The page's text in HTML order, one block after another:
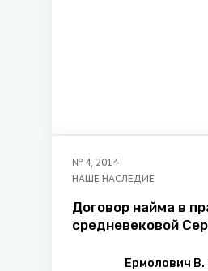
№ 4, 2014
НАШЕ НАСЛЕДИЕ
Договор найма в
средневековой
анализ)Ермолович В.